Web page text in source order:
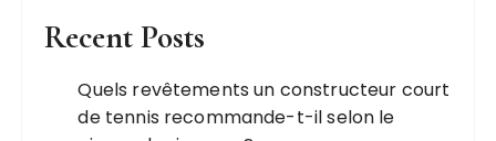
Recent Posts
Quels revêtements un constructeur court
de tennis recommande-t-il selon le